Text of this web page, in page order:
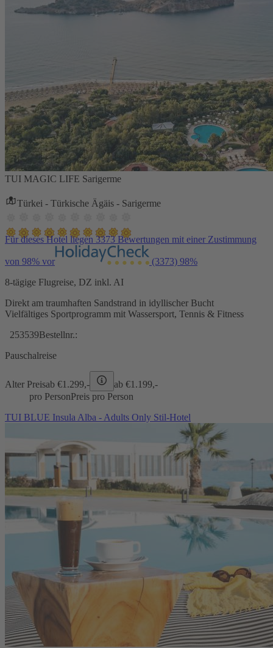
TUI MAGIC LIFE Sarigerme
Türkei - Türkische Ägäis - Sarigerme
Für dieses Hotel liegen 3373 Bewertungen mit einer Zustimmung
von 98% vor (3373) 98%
8-tägige Flugreise, DZ inkl. AI
Direkt am traumhaften Sandstrand in idyllischer Bucht
Vielfältiges Sportprogramm mit Wassersport, Tennis & Fitness
253539Bestellnr.:
Pauschalreise
Alter Preisab €1.299,- ab €1.199,-
pro PersonPreis pro Person
TUI BLUE Insula Alba - Adults Only Stil-Hotel